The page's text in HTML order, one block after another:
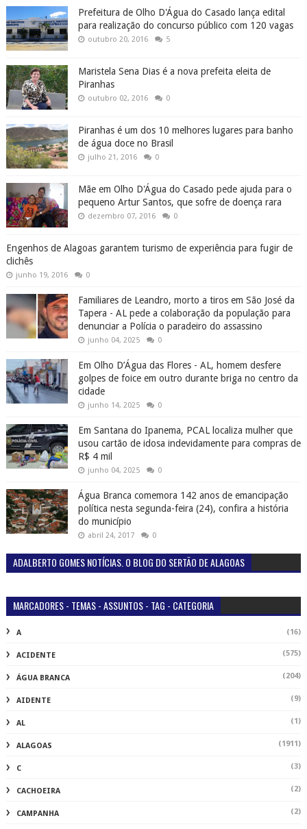
Prefeitura de Olho D'Água do Casado lança edital
para realização do concurso público com 120 vagas
outubro 20, 2016 5
Maristela Sena Dias é a nova prefeita eleita de
Piranhas
outubro 02, 2016 0
Piranhas é um dos 10 melhores lugares para banho
de água doce no Brasil
julho 21, 2016 0
Mãe em Olho D'Água do Casado pede ajuda para o
pequeno Artur Santos, que sofre de doença rara
dezembro 07, 2016 0
Engenhos de Alagoas garantem turismo de experiência para fugir de
clichês
junho 19, 2016 0
Familiares de Leandro, morto a tiros em São José da
Tapera - AL pede a colaboração da população para
denunciar a Polícia o paradeiro do assassino
junho 04, 2025 0
Em Olho D’Água das Flores - AL, homem desfere
golpes de foice em outro durante briga no centro da
cidade
junho 14, 2025 0
Em Santana do Ipanema, PCAL localiza mulher que
usou cartão de idosa indevidamente para compras de
R$ 4 mil
junho 04, 2025 0
Água Branca comemora 142 anos de emancipação
política nesta segunda-feira (24), confira a história
do município
abril 24, 2017 0
ADALBERTO GOMES NOTÍCIAS. O BLOG DO SERTÃO DE ALAGOAS
MARCADORES - TEMAS - ASSUNTOS - TAG - CATEGORIA
A (16)
ACIDENTE (575)
ÁGUA BRANCA (204)
AIDENTE (9)
AL (1)
ALAGOAS (1911)
C (3)
CACHOEIRA (2)
CAMPANHA (2)